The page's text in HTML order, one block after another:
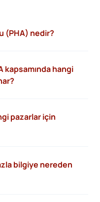
(PHA) nedir?
kapsamında hangi
pazarlar için
bilgiye nereden